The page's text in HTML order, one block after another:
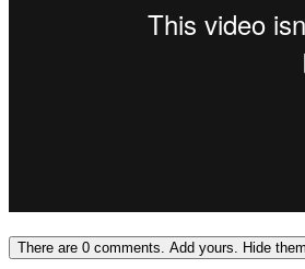
There are 0 comments. Add yours. Hide